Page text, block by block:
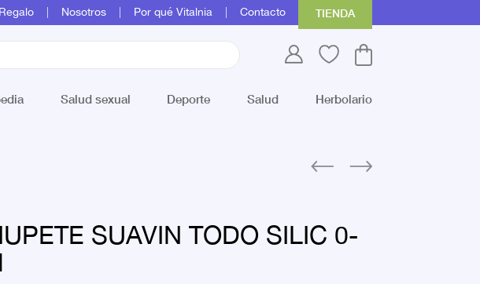
Nosotros Por qué Vitalnia Contacto TIENDA
Salud sexual Deporte Salud Herbolario
SUAVIN TODO SILIC 0-